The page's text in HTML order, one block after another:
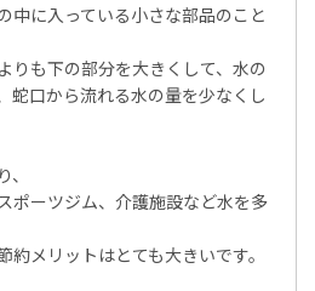
中に入っている小さな部品のこと
りも下の部分を大きくして、水の
蛇口から流れる水の量を少なくし
ポーツジム、介護施設など水を多
メリットはとても大きいです。